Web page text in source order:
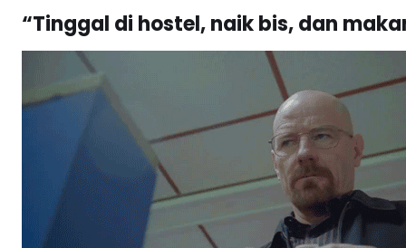
“Tinggal di hostel, naik bis, dan